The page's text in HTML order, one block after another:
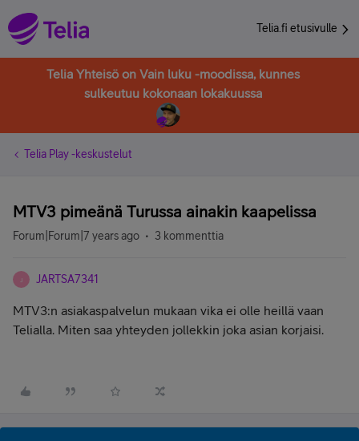
Telia.fi etusivulle
Telia Yhteisö on Vain luku -moodissa, kunnes
sulkeutuu kokonaan lokakuussa
Telia Play -keskustelut
MTV3 pimeänä Turussa ainakin kaapelissa
Forum|Forum|7 years ago 3 kommenttia
J JARTSA7341
MTV3:n asiakaspalvelun mukaan vika ei olle heillä vaan
Telialla. Miten saa yhteyden jollekkin joka asian korjaisi.